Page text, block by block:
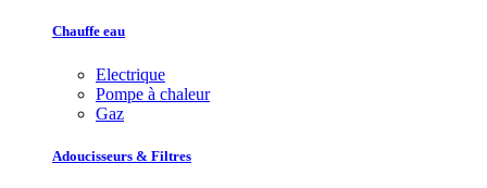
Chauffe eau
Electrique
Pompe à chaleur
Gaz
Adoucisseurs & Filtres